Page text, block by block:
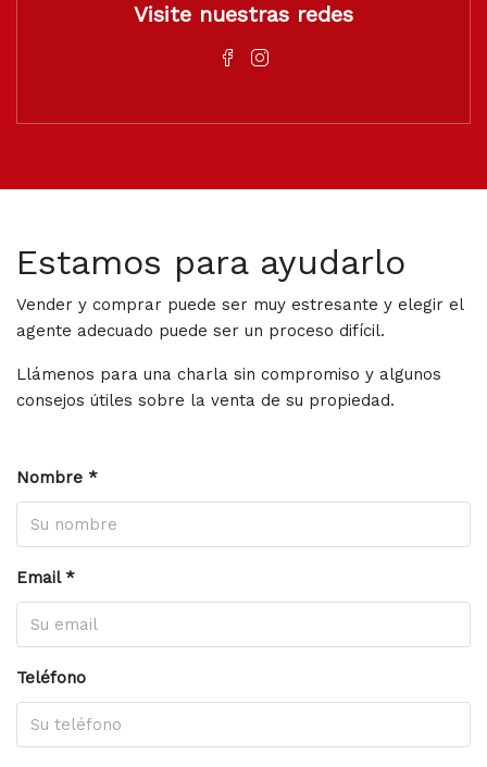
Visite nuestras redes
Estamos para ayudarlo
Vender y comprar puede ser muy estresante y elegir el
agente adecuado puede ser un proceso difícil.
Llámenos para una charla sin compromiso y algunos
consejos útiles sobre la venta de su propiedad.
Nombre *
Email *
Teléfono